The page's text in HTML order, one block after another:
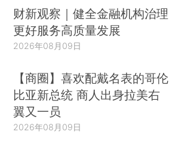
财新观察｜健全金融机构治理
更好服务高质量发展
2026年08月09日
【商圈】喜欢配戴名表的哥伦
比亚新总统 商人出身拉美右
翼又一员
2026年08月09日